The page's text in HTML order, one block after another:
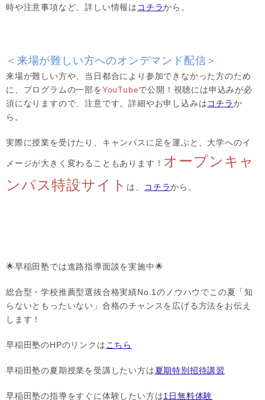
時や注意事項など、詳しい情報は コチラから。
＜来場が難しい方へのオンデマンド配信＞
来場が難しい方や、当日都合により参加できなかった方のため
に、プログラムの一部をYouTubeで公開！視聴には申込みが必
須になりますので、注意です。詳細やお申し込みはコチラか
ら。
実際に授業を受けたり、キャンパスに足を運ぶと、大学へのイ
メージが大きく変わることもあります！ オープンキャ
ンパス特設サイト は、 コチラから。
🌟早稲田塾では進路指導面談を実施中🌟
総合型・学校推薦型選抜合格実績No.1のノウハウでこの夏「知
らないともったいない」合格のチャンスを広げる方法をお伝え
します！
早稲田塾のHPのリンクは こちら
早稲田塾の夏期授業を受講したい方は夏期特別招待講習
早稲田塾の指導をすぐに体験したい方は1日無料体験